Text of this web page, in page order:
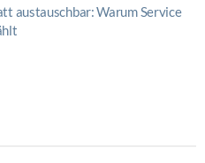
austauschbar: Warum Service